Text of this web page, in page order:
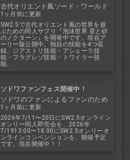
古代オリエント風ソード・ワールド
2.5
1ヶ月前に更新
SW2.5で古代オリエント風の世界を遊
ぶための同人サプリ『泡沫世界 星と砂
のノクターン』を開発中です。現在ア
ーリー版公開中。独自の技能を4つ収
録。ジアストリ技能・アシェーラ技
能・フラグレゾ技能・トワイラー技
能。
ソドワファンフェス開催中！
ソドワのファンによるファンのため
のお祭り！
1ヶ月前に更新
2026年7/11〜20日にSW2.5オンライン
オンリー同人即売会を、2026年
7/1913:00〜18:00にSW2.5オンリーオ
ンラインコンベンションを、開催予定
です。現在開催中！！